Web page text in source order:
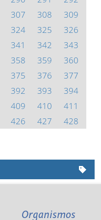
307 308
309
324 325
326
341 342
343
358 359
360
375 376
377
392 393
394
409 410
411
426 427
428
Organismos